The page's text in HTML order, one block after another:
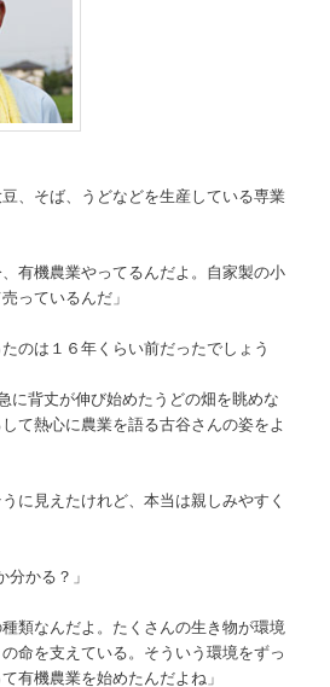
、そば、うどなどを生産している専業
有機農業やってるんだよ。自家製の小
っているんだ」
のは１６年くらい前だったでしょう
に背丈が伸び始めたうどの畑を眺めな
て熱心に農業を語る古谷さんの姿をよ
に見えたけれど、本当は親しみやすく
かる？」
類なんだよ。たくさんの生き物が環境
命を支えている。そういう環境をずっ
有機農業を始めたんだよね」